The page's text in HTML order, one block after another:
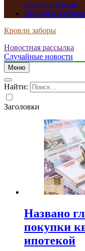
цены на бензин
Продажи
Кровли заборы
Новостная рассылка
Случайные новости
Меню
Найти:
Заголовки
Названо
покупки
ипотекой